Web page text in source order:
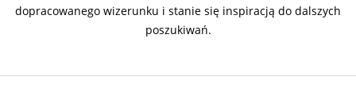
dopracowanego wizerunku i stanie się inspiracją do dalszych
poszukiwań.